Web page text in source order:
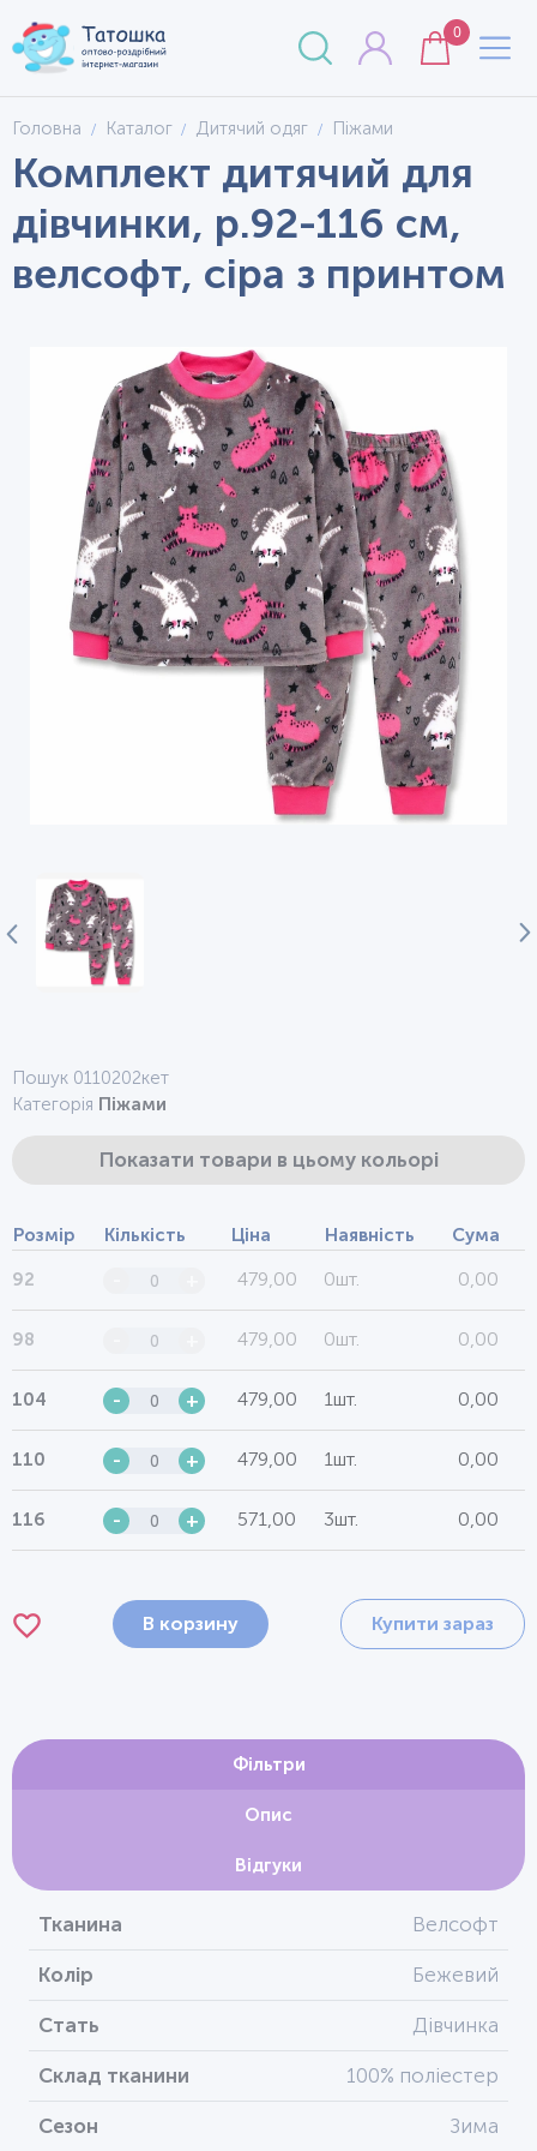
0
Головна Каталог Дитячий одяг Піжами
Комплект дитячий для
дівчинки, р.92-116 см,
велсофт, сіра з принтом
Пошук 0110202кет
Категорія Піжами
Показати товари в цьому кольорі
Розмір Кількість Ціна Наявність Сума
92 479,00 0шт. 0,00
98 479,00 0шт. 0,00
104 - + 479,00 1шт. 0,00
110 - + 479,00 1шт. 0,00
116 - + 571,00 3шт. 0,00
В корзину Купити зараз
Фільтри
Опис
Відгуки
Тканина Велсофт
Колір Бежевий
Стать Дівчинка
Склад тканини 100% поліестер
Сезон Зима